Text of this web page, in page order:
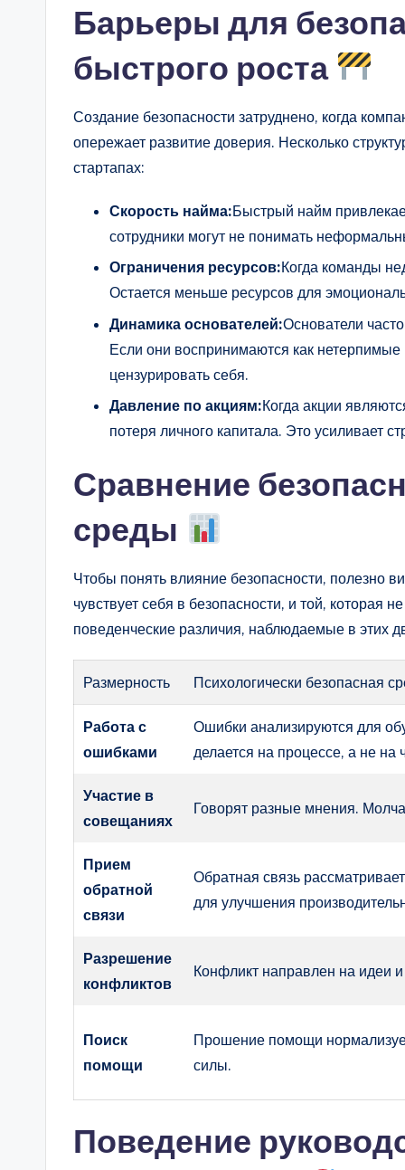
Барьеры для
быстрого роста
Создание безопасности затруднено, когда
опережает развитие доверия. Несколько
стартапах:
Скорость найма:Быстрый найм
сотрудники могут не понимать
Ограничения ресурсов:Когда команды
Остается меньше ресурсов для
Динамика основателей:Основатели
Если они воспринимаются как
цензурировать себя.
Давление по акциям:Когда акции
потеря личного капитала. Это усиливает
Сравнение
среды
Чтобы понять влияние безопасности, полезно
чувствует себя в безопасности, и той, которая
поведенческие различия, наблюдаемые в этих
Размерность Психологически безопасная
Работа с
ошибками
Ошибки анализируются для
делается на процессе, а не на
Участие в
совещаниях
Говорят разные мнения.
Прием
обратной
связи
Обратная связь
для улучшения
Разрешение
конфликтов
Конфликт направлен на идеи и
Поиск
помощи
Прошение помощи
силы.
Поведение